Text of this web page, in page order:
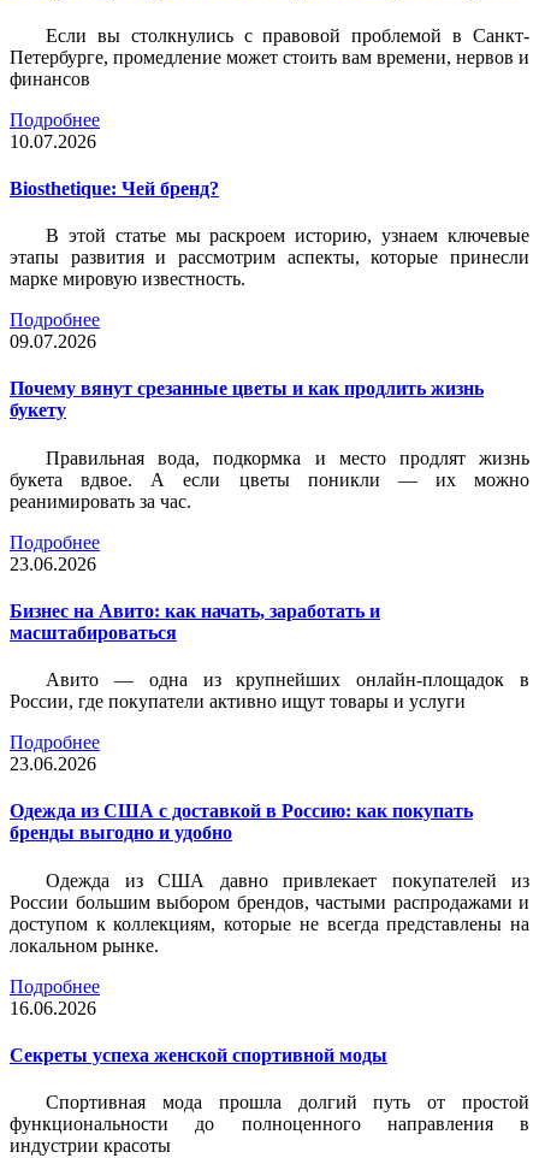
Если вы столкнулись с правовой проблемой в Санкт-
Петербурге, промедление может стоить вам времени, нервов и
финансов
Подробнее
10.07.2026
Biosthetique: Чей бренд?
В этой статье мы раскроем историю, узнаем ключевые
этапы развития и рассмотрим аспекты, которые принесли
марке мировую известность.
Подробнее
09.07.2026
Почему вянут срезанные цветы и как продлить жизнь
букету
Правильная вода, подкормка и место продлят жизнь
букета вдвое. А если цветы поникли — их можно
реанимировать за час.
Подробнее
23.06.2026
Бизнес на Авито: как начать, заработать и
масштабироваться
Авито — одна из крупнейших онлайн-площадок в
России, где покупатели активно ищут товары и услуги
Подробнее
23.06.2026
Одежда из США с доставкой в Россию: как покупать
бренды выгодно и удобно
Одежда из США давно привлекает покупателей из
России большим выбором брендов, частыми распродажами и
доступом к коллекциям, которые не всегда представлены на
локальном рынке.
Подробнее
16.06.2026
Секреты успеха женской спортивной моды
Спортивная мода прошла долгий путь от простой
функциональности до полноценного направления в
индустрии красоты